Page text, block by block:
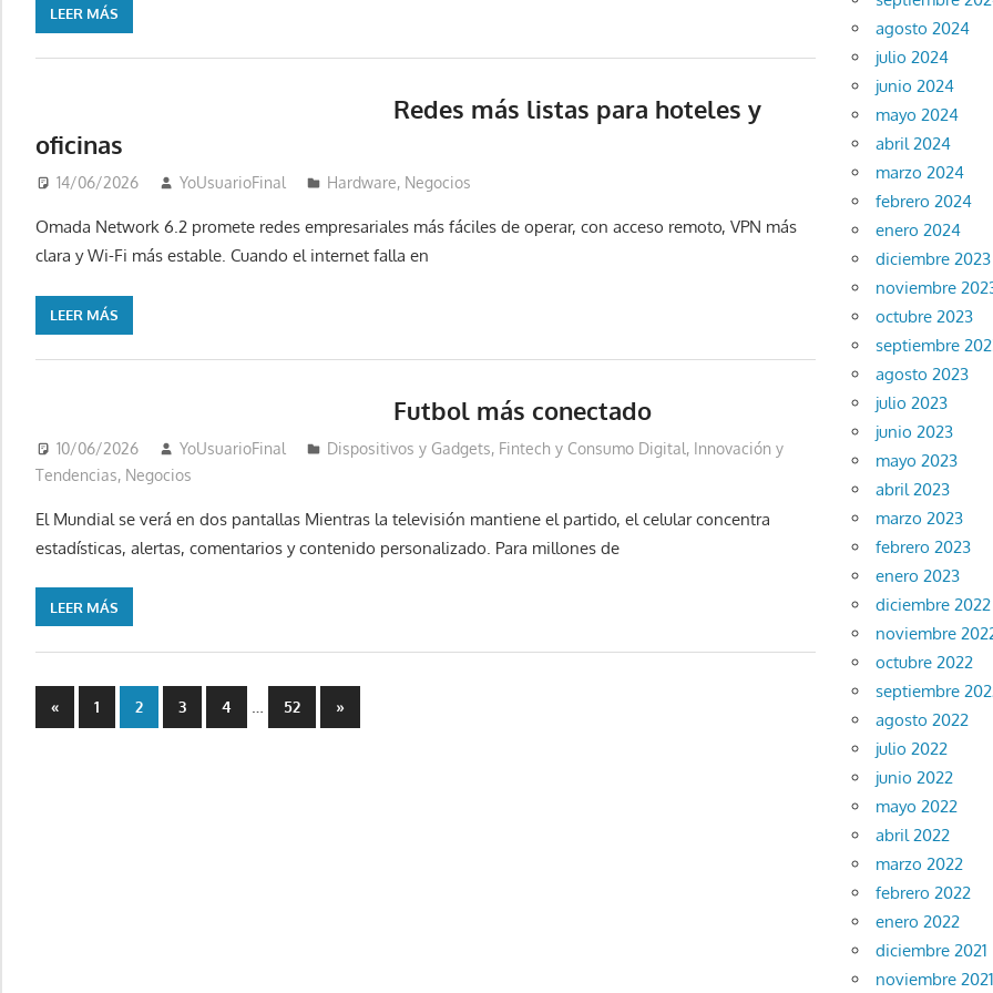
LEER MÁS
Redes más listas para hoteles y
oficinas
14/06/2026 YoUsuarioFinal Hardware, Negocios
Omada Network 6.2 promete redes empresariales más fáciles de operar, con acceso remoto, VPN más
clara y Wi-Fi más estable. Cuando el internet falla en
LEER MÁS
Futbol más conectado
10/06/2026 YoUsuarioFinal Dispositivos y Gadgets, Fintech y Consumo Digital, Innovación y
Tendencias, Negocios
El Mundial se verá en dos pantallas Mientras la televisión mantiene el partido, el celular concentra
estadísticas, alertas, comentarios y contenido personalizado. Para millones de
LEER MÁS
Paginación
«Entradas
anteriones
1 2 3 4 52
Siguientes
entradas
»
agosto 2024
julio 2024
junio 2024
mayo 2024
abril 2024
marzo 2024
febrero 2024
enero 2024
diciembre 2023
noviembre
octubre 2023
septiembre
agosto 2023
julio 2023
junio 2023
mayo 2023
abril 2023
marzo 2023
febrero 2023
enero 2023
diciembre 2022
noviembre
octubre 2022
septiembre
agosto 2022
julio 2022
junio 2022
mayo 2022
abril 2022
marzo 2022
febrero 2022
enero 2022
diciembre 2021
noviembre